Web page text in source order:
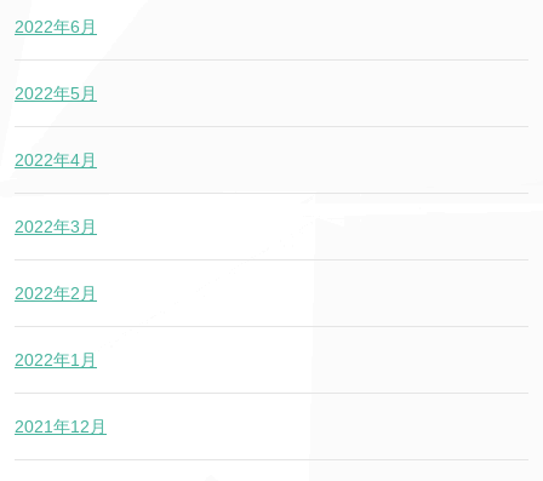
2022年6月
2022年5月
2022年4月
2022年3月
2022年2月
2022年1月
2021年12月